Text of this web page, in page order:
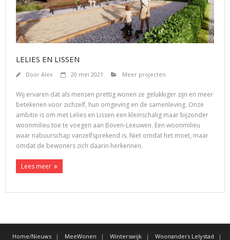
LELIES EN LISSEN
Door Alex 20 mei 2021 Meer projecten
Wij ervaren dat als mensen prettig wonen ze gelukkiger zijn en meer
betekenen voor zichzelf, hun omgeving en de samenleving. Onze
ambitie is om met Lelies en Lissen een kleinschalig maar bijzonder
woonmilieu toe te voegen aan Boven-Leeuwen. Een woonmilieu
waar nabuurschap vanzelfsprekend is. Niet omdat het moet, maar
omdat de bewoners zich daarin herkennen.
Lees meer
Home/Nieuws MeeWonen Winterswijk Woonanders Lelystad